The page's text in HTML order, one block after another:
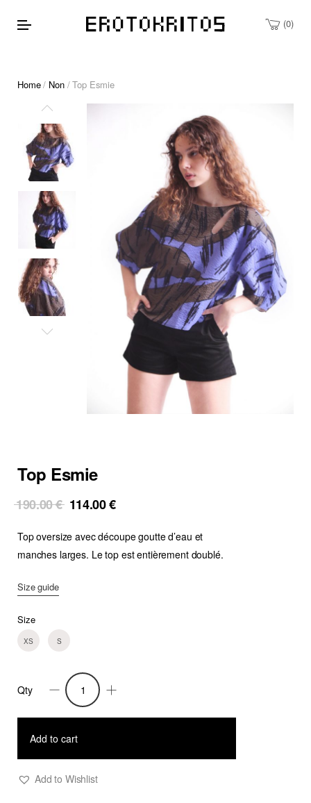
0
Home/ Non/ Top Esmie
Top Esmie
190.00€ Original
was:
190.00 €.
114.00€
is:
114.00 €.
Top oversize avec découpe goutte d’eau et
manches larges. Le top est entièrement doublé.
Size guide
Size
XS S
Top
Esmie
quantity
Qty
Add to cart
Add to Wishlist